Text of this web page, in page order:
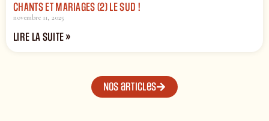
CHANTS ET MARIAGES (2) LE SUD !
novembre 11, 2025
LIRE LA SUITE »
Nos articles